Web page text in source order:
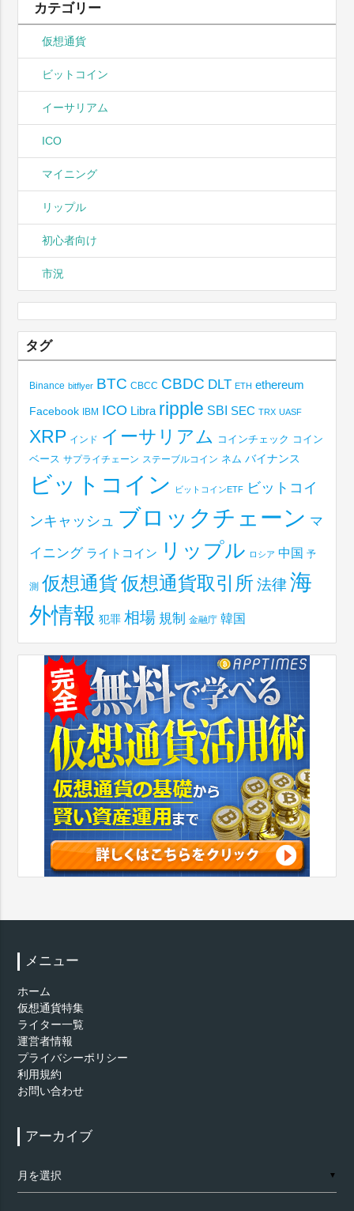
カテゴリー
仮想通貨
ビットコイン
イーサリアム
ICO
マイニング
リップル
初心者向け
市況
タグ
Binance bitflyer BTC CBCC CBDC DLT ETH ethereum
Facebook IBM ICO Libra ripple SBI SEC TRX UASF
XRP インド イーサリアム コインチェック コイン
ベース サプライチェーン ステーブルコイン ネム バイナンス
ビットコイン ビットコインETF ビットコイ
ンキャッシュ ブロックチェーン マ
イニング ライトコイン リップル ロシア 中国 予
測 仮想通貨仮想通貨取引所 法律 海
外情報 犯罪 相場 規制 金融庁 韓国
メニュー
ホーム
仮想通貨特集
ライター一覧
運営者情報
プライバシーポリシー
利用規約
お問い合わせ
アーカイブ
ー
▼